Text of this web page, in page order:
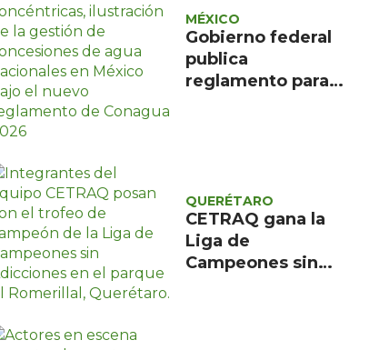
MÉXICO
Gobierno federal
publica
reglamento para
QUERÉTARO
CETRAQ gana la
Liga de
Campeones sin